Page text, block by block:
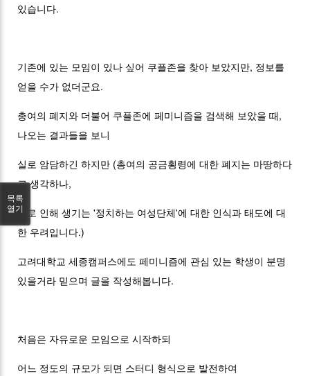
있습니다.
기존에 있는 모임이 있나 싶어 쿠플존을 찾아 보았지만, 정보를
얻을 수가 없더군요.
총여의 폐지와 더불어 쿠플존에 페미니즘을 검색해 보았을 때,
나오는 결과들을 보니
실로 암담하긴 하지만 (총여의 공금횡령에 대한 폐지는 마땅하다
고 생각하나,
그로 인해 생기는 '정치하는 여성단체'에 대한 인식과 태도에 대
한 우려입니다.)
고려대학교 세종캠퍼스에도 페미니즘에 관심 있는 학생이 분명
있을거라 믿으며 글을 작성해봅니다.
처음은 자유로운 모임으로 시작하되
어느 정도의 규모가 되면 스터디 형식으로 발전하여
목록
열기